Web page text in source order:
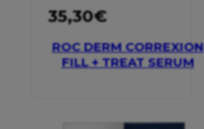
35,30€
ROC DERM CORREXION
FILL + TREAT SERUM